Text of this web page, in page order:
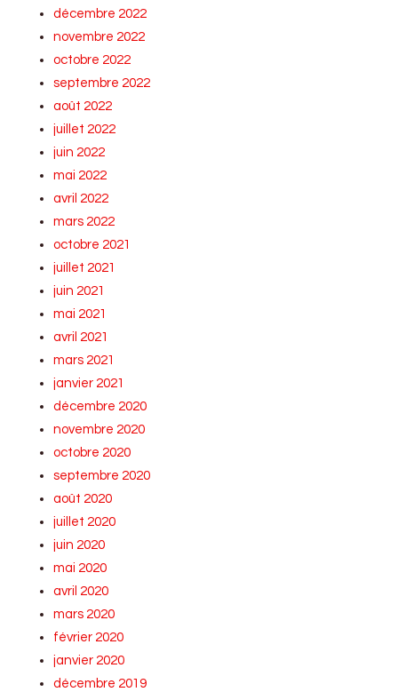
décembre 2022
novembre 2022
octobre 2022
septembre 2022
août 2022
juillet 2022
juin 2022
mai 2022
avril 2022
mars 2022
octobre 2021
juillet 2021
juin 2021
mai 2021
avril 2021
mars 2021
janvier 2021
décembre 2020
novembre 2020
octobre 2020
septembre 2020
août 2020
juillet 2020
juin 2020
mai 2020
avril 2020
mars 2020
février 2020
janvier 2020
décembre 2019